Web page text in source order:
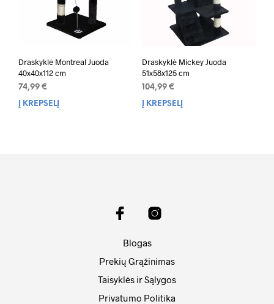
Draskyklė Montreal Juoda
40x40x112 cm
74,99 €
Į KREPŠELĮ
Draskyklė Mickey Juoda
51x58x125 cm
104,99 €
Į KREPŠELĮ
Blogas
Prekių Grąžinimas
Taisyklės ir Sąlygos
Privatumo Politika